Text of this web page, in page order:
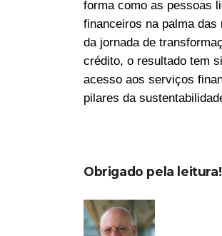
forma como as pessoas
financeiros na palma
da jornada de
crédito, o resultado tem
acesso aos serviços
pilares da
Obrigado pela